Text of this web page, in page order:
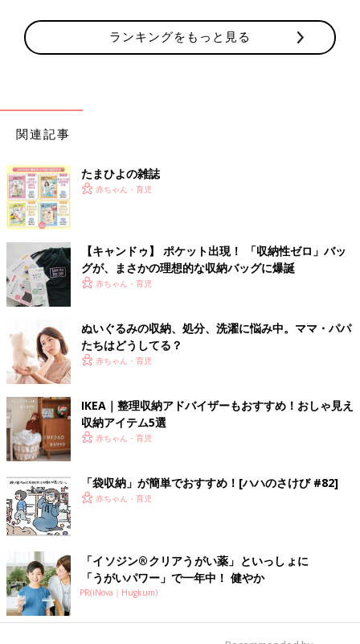
ランキングをもっと見る
関連記事
たまひよの雑誌
赤ちゃん・育児
【キャンドゥ】 ポケット出現！ 「収納性ゼロ」バッ
グが、まさかの理想的な収納バッグに爆誕
赤ちゃん・育児
ぬいぐるみの収納、処分、洗濯に悩み中。ママ・パパ
たちはどうしてる？
赤ちゃん・育児
IKEA｜整理収納アドバイザーもおすすめ！おしゃ見え
収納アイテム5選
赤ちゃん・育児
「袋収納」が簡単でおすすめ！[ハハのさけび #82]
赤ちゃん・育児
「イソジン®クリアうがい薬」といっしょに
「うがいパワー」で一年中！ 健やか
PR(iNova｜Hugkum)